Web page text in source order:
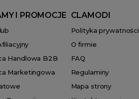
I PROMOCJE
Handlowa B2B
Marketingowa
CLAMODI
Polityka prywatności
O firmie
FAQ
Regulaminy
Mapa strony